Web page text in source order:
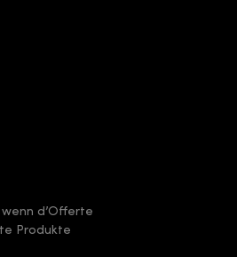
d’Offerte
Produkte